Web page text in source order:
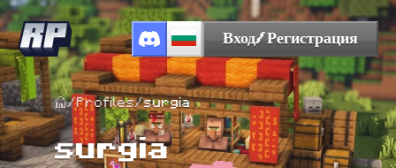
Вход/Регистрация
/Profiles/surgia
surgia